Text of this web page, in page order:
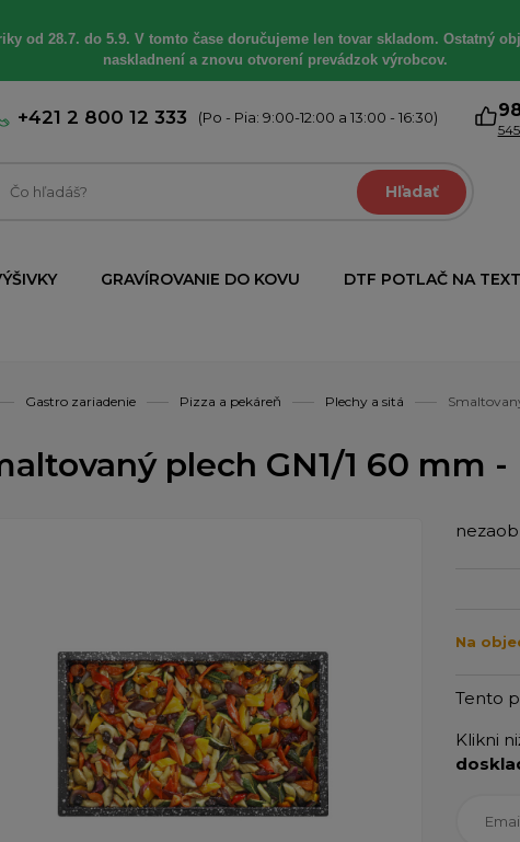
od 28.7. do 5.9. V tomto čase doručujeme len tovar skladom. Ostatný
naskladnení a znovu otvorení prevádzok výrobcov.
+421 2 800 12 333 (Po - Pia: 9:00-12:00 a 13:00 - 16:30)
Hľadať
GRAVÍROVANIE DO KOVU DTF POTLAČ NA
Gastro zariadenie Pizza a pekáreň Plechy a sitá
plech GN1/1 60 mm -
Na
Tento
Klikni